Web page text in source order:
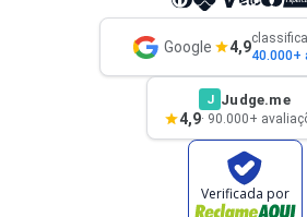
Google 4,940.000+
J Judge.me
4,9· 90.000+
Verificada por